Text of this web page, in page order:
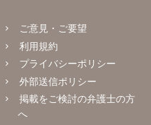
ご意見・ご要望
利用規約
プライバシーポリシー
外部送信ポリシー
掲載をご検討の弁護士の方
へ